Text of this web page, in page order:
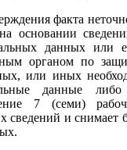
факта
основании
данных или
органом по
или иных
данные
7 (семи)
сведений и снимает